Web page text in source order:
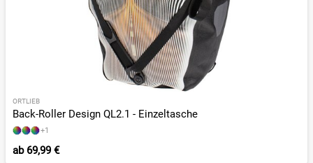
ORTLIEB
Back-Roller Design QL2.1 - Einzeltasche
+1
ab69,99 €